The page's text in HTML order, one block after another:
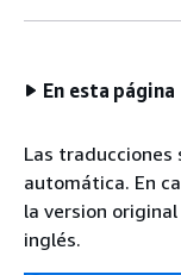
En esta página
Las
automática. En
la version
inglés.